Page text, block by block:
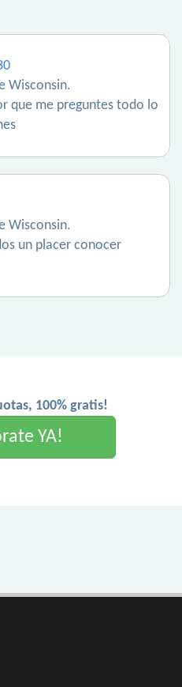
Wisconsin.
que me preguntes todo lo
Wisconsin.
un placer conocer
100% gratis!
YA!